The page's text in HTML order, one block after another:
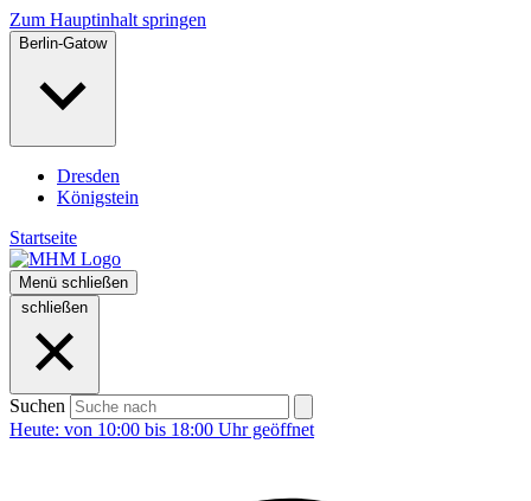
Zum Hauptinhalt springen
Berlin-Gatow
Dresden
Königstein
Startseite
Menü schließen
schließen
Suchen
Heute: von 10:00 bis 18:00 Uhr geöffnet